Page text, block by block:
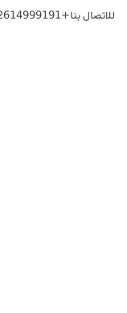
للاتصال بنا+212614999191